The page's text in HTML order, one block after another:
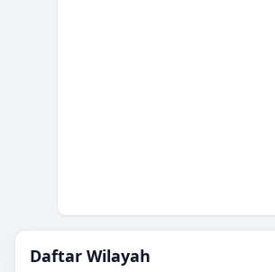
Daftar Wilayah